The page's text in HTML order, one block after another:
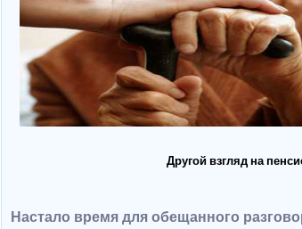
Другой взгляд на
Настало время для обещанного